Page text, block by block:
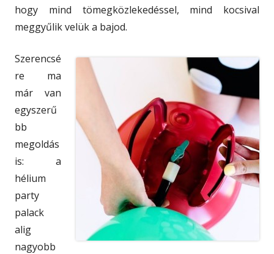
hogy mind tömegközlekedéssel, mind kocsival
meggyűlik velük a bajod.
Szerencsé
re ma
már van
egyszerű
bb
megoldás
is: a
hélium
party
palack
alig
nagyobb